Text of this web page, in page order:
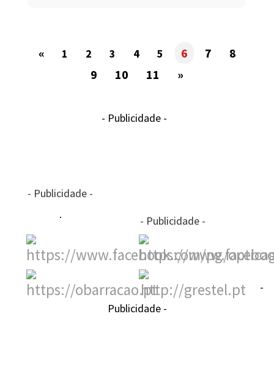
« 1 2 3 4 5 6 7
8
9
10 11 »
- Publicidade -
- Publicidade -
- Publicidade -
-
Publicidade -